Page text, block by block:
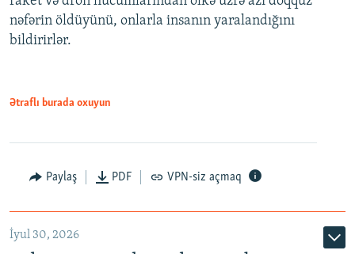
nəfərin öldüyünü, onlarla insanın yaralandığını
bildirirlər.
Ətraflı burada oxuyun
Paylaş PDF VPN-siz açmaq
İyul 30, 2026